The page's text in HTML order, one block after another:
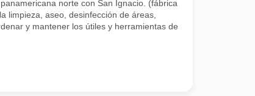
norte con San Ignacio. (fábrica
limpieza, aseo, desinfección de áreas,
y mantener los útiles y herramientas de